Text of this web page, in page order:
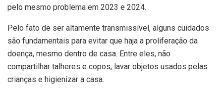
pelo mesmo problema em 2023 e 2024.
Pelo fato de ser altamente transmissível, alguns cuidados
são fundamentais para evitar que haja a proliferação da
doença, mesmo dentro de casa. Entre eles, não
compartilhar talheres e copos, lavar objetos usados pelas
crianças e higienizar a casa.